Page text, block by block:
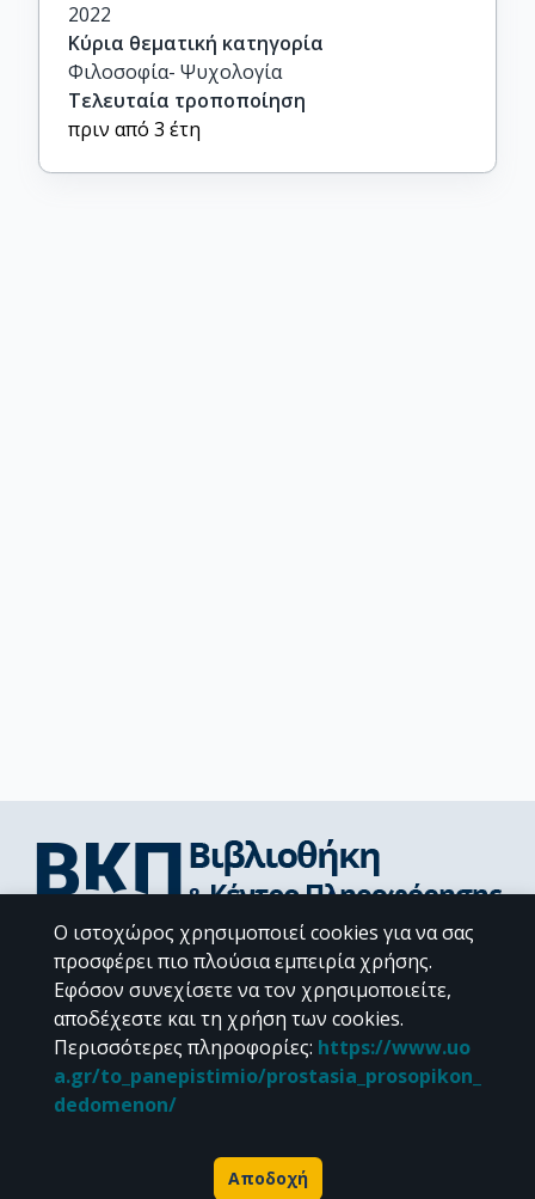
2022
Κύρια θεματική κατηγορία
Φιλοσοφία- Ψυχολογία
Τελευταία τροποποίηση
πριν από 3 έτη
Διεύθυνση Βιβλιοθήκης & Κέντρου Πληροφόρησης
Βιβλιοθήκες Σχολών του ΕΚΠΑ
Υπολογιστικό Κέντρο Βιβλιοθηκών
Επικοινωνία / Helpdesk
Ο ιστοχώρος χρησιμοποιεί cookies για να σας
προσφέρει πιο πλούσια εμπειρία χρήσης.
Εφόσον συνεχίσετε να τον χρησιμοποιείτε,
αποδέχεστε και τη χρήση των cookies.
Περισσότερες πληροφορίες: https://www.uo
a.gr/to_panepistimio/prostasia_prosopikon_
dedomenon/
Αποδοχή